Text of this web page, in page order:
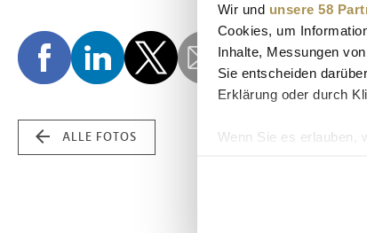
Wir und unsere 58
Cookies, um
Inhalte, Messungen
Sie entscheiden
Erklärung oder durch
Wenn Sie es erlauben,
Erfahren Sie mehr
ALLE FOTOS